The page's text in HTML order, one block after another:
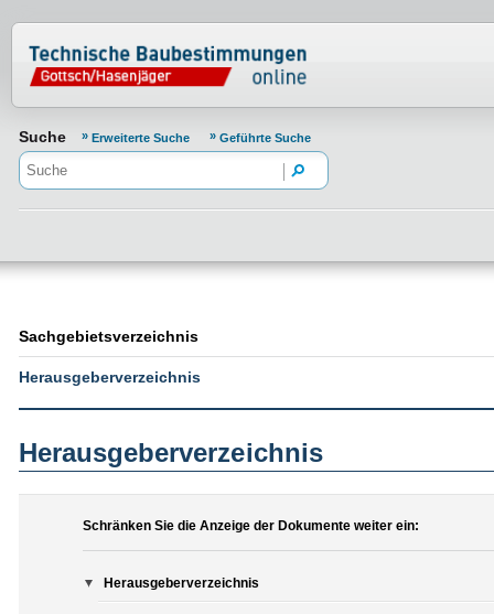
Normenportal Barrierefreiheit
Suche Erweiterte Suche Geführte Suche
Sachgebietsverzeichnis
Herausgeberverzeichnis
Herausgeberverzeichnis
Schränken Sie die Anzeige der Dokumente weiter ein:
Herausgeberverzeichnis